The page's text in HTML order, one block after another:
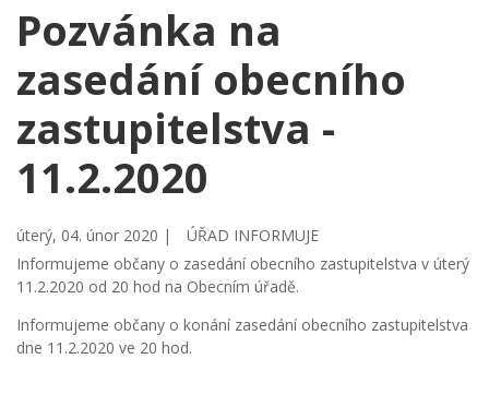
Pozvánka na
zasedání obecního
zastupitelstva -
11.2.2020
úterý, 04. únor 2020 |
ÚŘAD INFORMUJE
Informujeme občany o zasedání obecního zastupitelstva v úterý
11.2.2020 od 20 hod na Obecním úřadě.
Informujeme občany o konání zasedání obecního zastupitelstva
dne 11.2.2020 ve 20 hod.